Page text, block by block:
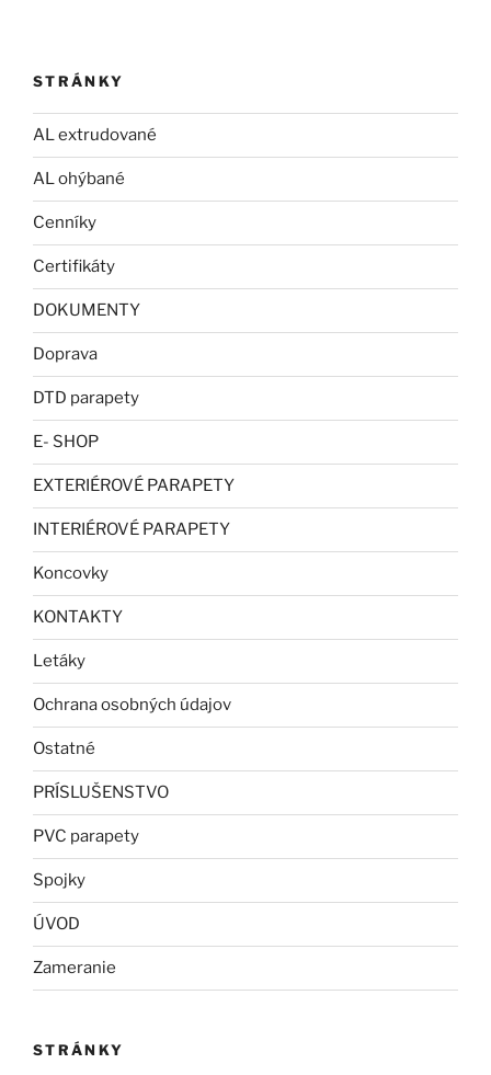
STRÁNKY
AL extrudované
AL ohýbané
Cenníky
Certifikáty
DOKUMENTY
Doprava
DTD parapety
E- SHOP
EXTERIÉROVÉ PARAPETY
INTERIÉROVÉ PARAPETY
Koncovky
KONTAKTY
Letáky
Ochrana osobných údajov
Ostatné
PRÍSLUŠENSTVO
PVC parapety
Spojky
ÚVOD
Zameranie
STRÁNKY